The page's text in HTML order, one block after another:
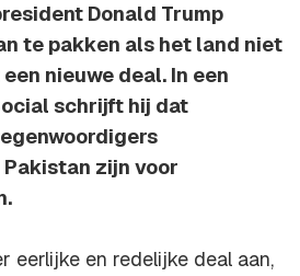
Donald Trump
te pakken als het land niet
nieuwe deal. In een
schrijft hij dat
zijn voor
eerlijke en redelijke deal aan,